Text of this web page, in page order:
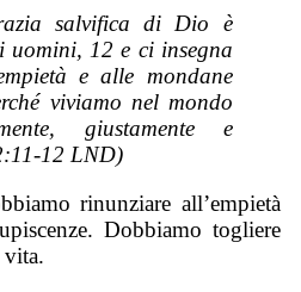
salvifica di Dio è
12 e ci insegna
e alle mondane
viviamo nel mondo
giustamente e
12 LND)
rinunziare all’empietà
Dobbiamo togliere
vita.